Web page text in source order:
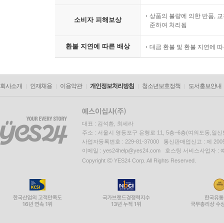
소비자 피해보상
상품의 불량에 의한 반품,
준하여 처리됨
환불 지연에 따른 배상 대금 환불 및 환불 지연에
회사소개 인재채용 이용약관 개인정보처리방침 청소년보호정책 도서홍보안내
대표 : 김석환, 최세라
주소 : 서울시 영등포구 은행로 11, 5층~6층(여의도동,일신
사업자등록번호 : 229-81-37000 통신판매업신고 : 제
이메일 : yes24help@yes24.com 호스팅 서비스사업자 :
Copyright ⓒ YES24 Corp. All Rights Reserved.